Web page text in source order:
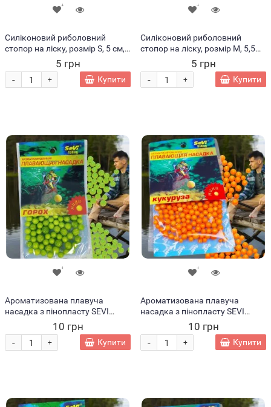
Силіконовий риболовний
стопор на ліску, розмір S, 5 см,
5 грн
+
- Купити
Силіконовий риболовний
стопор на ліску, розмір М, 5,5
5 грн
+
- Купити
Ароматизована плавуча
насадка з пінопласту SEVI
fishing Горох10 грн
+
- Купити
Ароматизована плавуча
насадка з пінопласту SEVI
fishing Кукурудза10 грн
+
- Купити